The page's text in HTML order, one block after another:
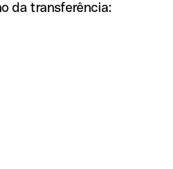
da transferência: